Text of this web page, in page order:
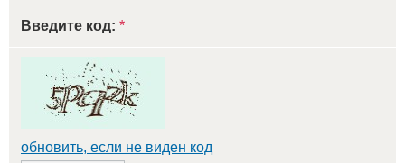
Введите код: *
обновить, если не виден код